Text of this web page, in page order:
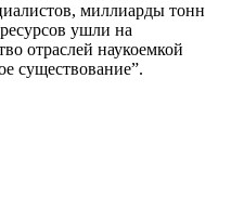
миллиарды тонн
ушли на
отраслей наукоемкой
существование”.